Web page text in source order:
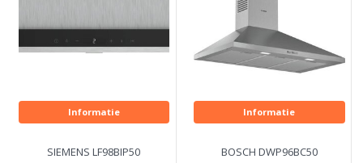
Informatie
SIEMENS LF98BIP50
Informatie
BOSCH DWP96BC50